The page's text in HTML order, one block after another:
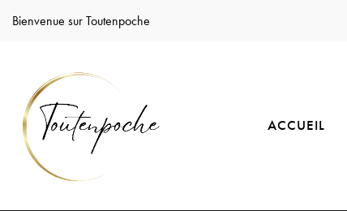
Bienvenue sur Toutenpoche
ACCUEIL